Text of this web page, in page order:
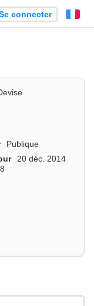
connecter
Publique
20 déc. 2014